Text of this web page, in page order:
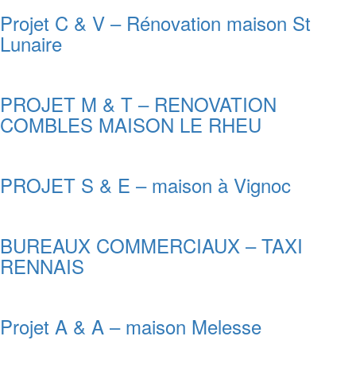
Projet C & V – Rénovation maison St
Lunaire
PROJET M & T – RENOVATION
COMBLES MAISON LE RHEU
PROJET S & E – maison à Vignoc
BUREAUX COMMERCIAUX – TAXI
RENNAIS
Projet A & A – maison Melesse